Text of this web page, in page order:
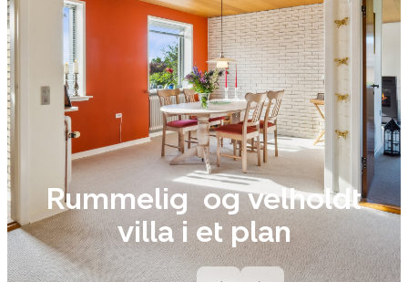
Rummelig og velholdt
villa i et plan